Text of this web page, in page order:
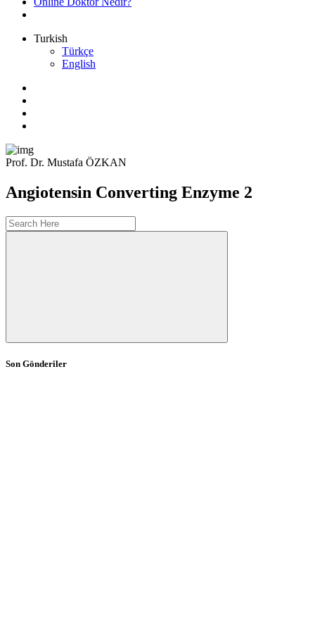
Turkish
Türkçe
English
Prof. Dr. Mustafa ÖZKAN
Angiotensin Converting Enzyme 2
Son Gönderiler